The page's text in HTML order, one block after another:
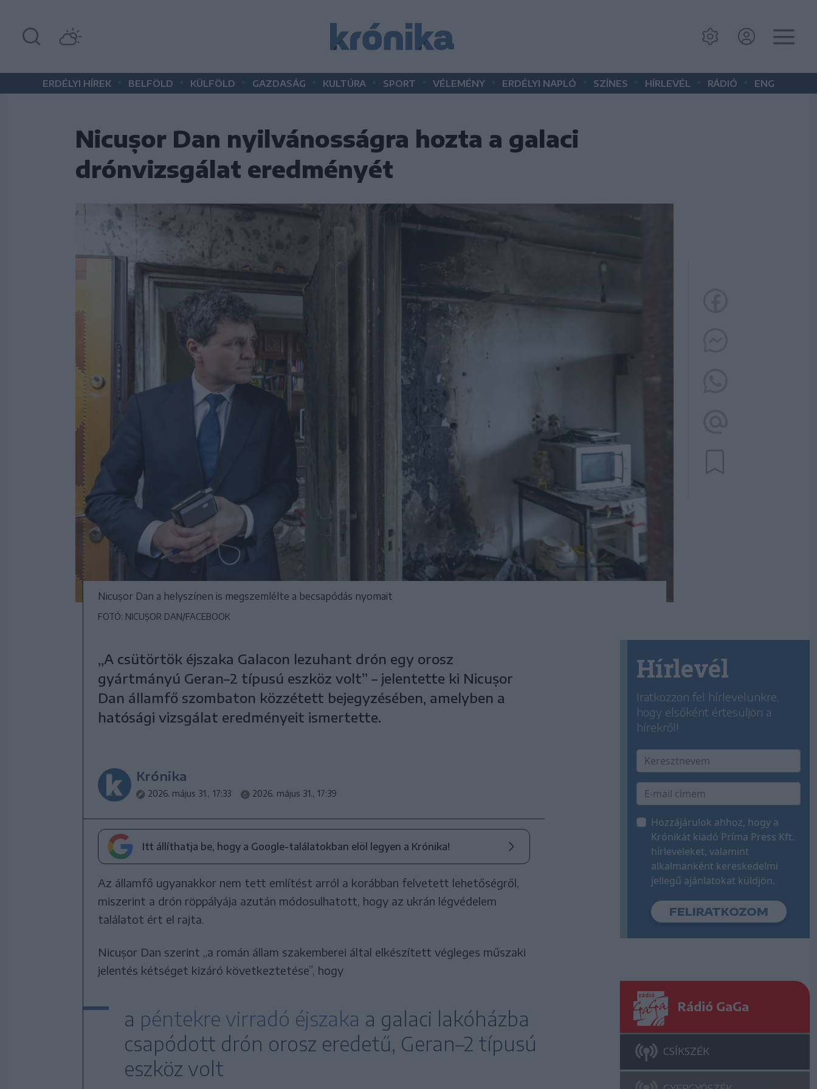
ERDÉLYI HÍREK BELFÖLD KÜLFÖLD GAZDASÁG KULTÚRA SPORT VÉLEMÉNY ERDÉLYI NAPLÓ SZÍNES HÍRLEVÉL RÁDIÓ ENG
Nicușor Dan nyilvánosságra hozta a galaci
drónvizsgálat eredményét
Nicușor Dan a helyszínen is megszemlélte a becsapódás nyomait
FOTÓ: NICUȘOR DAN/FACEBOOK
„A csütörtök éjszaka Galacon lezuhant drón egy orosz
gyártmányú Geran–2 típusú eszköz volt” – jelentette ki Nicușor
Dan államfő szombaton közzétett bejegyzésében, amelyben a
hatósági vizsgálat eredményeit ismertette.
Krónika
2026. május 31., 17:33 2026. május 31., 17:39
Itt állíthatja be, hogy a Google-találatokban elöl legyen a Krónika!
Az államfő ugyanakkor nem tett említést arról a korábban felvetett lehetőségről,
miszerint a drón röppályája azután módosulhatott, hogy az ukrán légvédelem
találatot ért el rajta.
Nicușor Dan szerint „a román állam szakemberei által elkészített végleges műszaki
jelentés kétséget kizáró következtetése”, hogy
a péntekre virradó éjszaka a galaci lakóházba
csapódott drón orosz eredetű, Geran–2 típusú
eszköz volt
Hírlevél
Iratkozzon fel hírlevelünkre,
hogy elsőként értesüljön a
hírekről!
Hozzájárulok ahhoz, hogy a
Krónikát kiadó Príma Press Kft.
hírleveleket, valamint
alkalmanként kereskedelmi
jellegű ajánlatokat küldjön.
Rádió GaGa
CSÍKSZÉK